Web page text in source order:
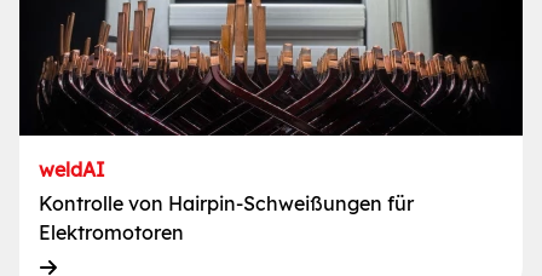
weldAI
Kontrolle von Hairpin-Schweißungen für
Elektromotoren